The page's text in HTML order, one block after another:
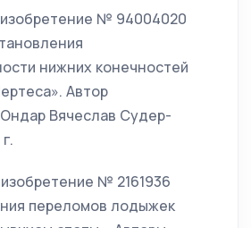
№ 94004020
нижних конечностей
Автор
Вячеслав Судер-
№ 2161936
переломов лодыжек